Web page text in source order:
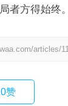
者方得始终。
articles/
赞